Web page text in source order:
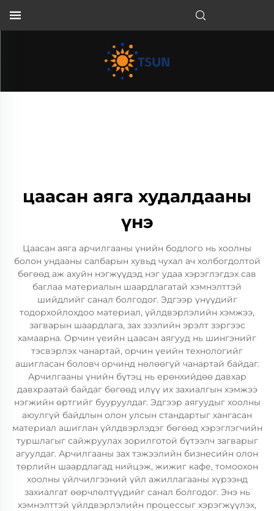
цаасан аяга худалдааны
үнэ
Цаасан аяга арчилгааны үнийн бодлого нь хоолны
болон ундааны салбарын хувьд чухал ач холбогдолтой
бөгөөд аж ахуйн нэгжүүдэд нэг удаа хэрэглэгдэх сав
баглаа материалын шаардлагатай хэмнэлттэй
шийдлийг санал болгодог. Эдгээр үнүүдийг
тодорхойлохдоо материал, үйлдвэрлэлийн хэмжээ,
загварын шаардлага, зах зээлийн эрэлт зэргээс
хамаарна. Орчин үеийн цаасан аягууд нь шингэнийг
тэсвэрлэх чанартай, орчин үеийн технологийг
ашигласан боловч орчинд нөлөөгүй чанартай байдаг.
Арчилгааны үнийн бүтэц нь ерөнхийдөө давхар
давхраатай байдаг бөгөөд илүү их захиалгын хэмжээ
нэгжийн өртгийг бууруулдаг. Эдгээр аягуудыг хоолны
аюулгүй байдлын олон улсын стандартыг хангасан
материал ашиглан үйлдвэрлэдэг бөгөөд хэрэглэгчийн
туршлагыг сайжруулах зорилготой бүтээлч загварыг
агуулдаг. Арчилгааны зах тэжээлийн бизнесийн олон
төрлийн шаардлагад нийцэж, жижиг кафе, томоохон
хоолны үйлчилгээний үйл ажиллагааны хүрээнд
захиалгат өөрчлөлтүүдийг санал болгодог. Энэ нь
хэмнэлттэй үйлдвэрлэлийн процессыг хэрэгжүүлэх,